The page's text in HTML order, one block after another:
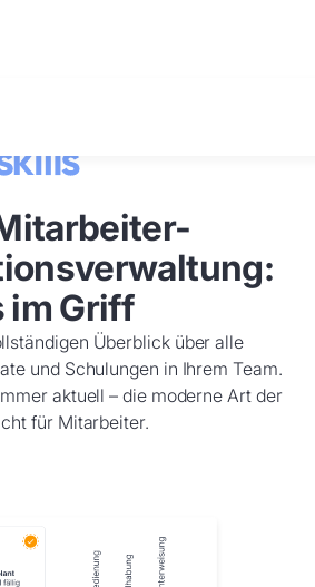
Anmelden
Demobuchen
im Griff
Überblick über alle
und Schulungen in Ihrem Team.
aktuell – die moderne Art der
für Mitarbeiter.